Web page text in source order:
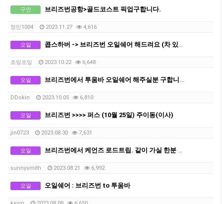
구인 브리즈번공항>골드코스트 픽업구합니다.
정민1004 2023.11.27 4,616
오일 콥스하버 -> 브리즈번 오일쉐어 해드려요 (차 있음)
조잉조잉 2023.10.22 6,648
오일 브리즈번에서 투움바 오일쉐어 해주실분 구합니다
DDokin 2023.10.05 6,810
오일 브리즈번 >>>> 퍼스 (10월 25일) 주이동(이사)
jin0723 2023.08.30 7,631
오일 브리즈번에서 케언즈 로드트립. 같이 가실 한분 모셔요
sunnysmith 2023.08.21 6,992
오일 오일쉐어 : 브리즈번 to 투움바